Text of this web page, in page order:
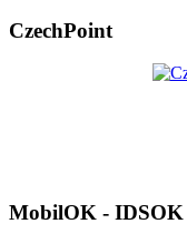
CzechPoint
MobilOK - IDSOK